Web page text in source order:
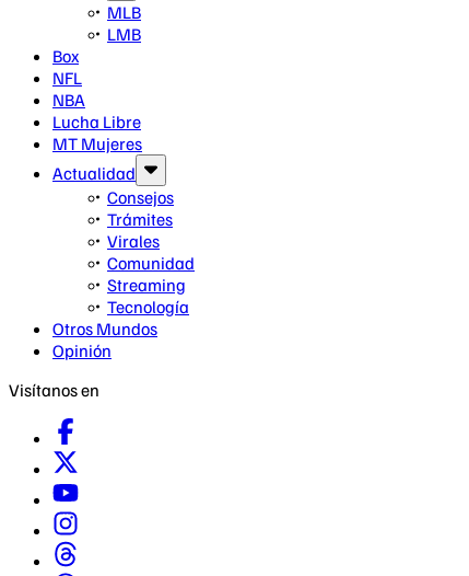
MLB
LMB
Box
NFL
NBA
Lucha Libre
MT Mujeres
Actualidad
Consejos
Trámites
Virales
Comunidad
Streaming
Tecnología
Otros Mundos
Opinión
Visítanos en